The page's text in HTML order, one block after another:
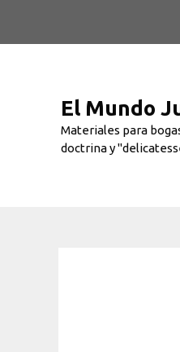
El Mundo
Materiales para
doctrina y